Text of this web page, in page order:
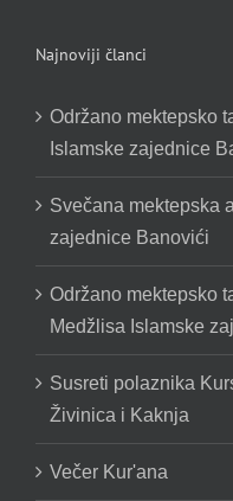
Najnoviji članci
Održano mektepsko
Islamske zajednice
Svečana mektepska
zajednice Banovići
Održano mektepsko
Medžlisa Islamske
Susreti polaznika
Živinica i Kaknja
Večer Kur'ana